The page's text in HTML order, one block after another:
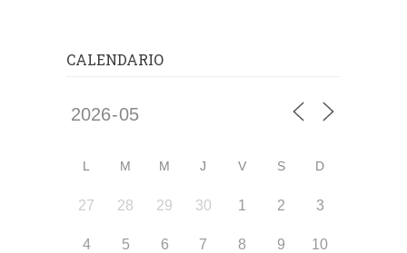
CALENDARIO
L M M J V S D
27 28 29 30 1 2 3
4 5 6 7 8 9 10